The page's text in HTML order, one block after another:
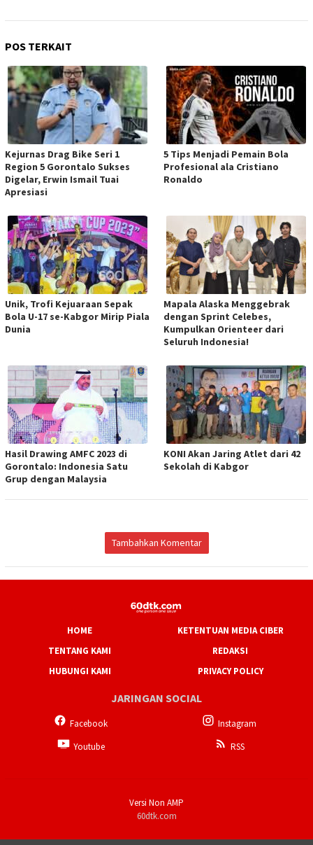
POS TERKAIT
Kejurnas Drag Bike Seri 1
Region 5 Gorontalo Sukses
Digelar, Erwin Ismail Tuai
Apresiasi
5 Tips Menjadi Pemain Bola
Profesional ala Cristiano
Ronaldo
Unik, Trofi Kejuaraan Sepak
Bola U-17 se-Kabgor Mirip Piala
Dunia
Mapala Alaska Menggebrak
dengan Sprint Celebes,
Kumpulkan Orienteer dari
Seluruh Indonesia!
Hasil Drawing AMFC 2023 di
Gorontalo: Indonesia Satu
Grup dengan Malaysia
KONI Akan Jaring Atlet dari 42
Sekolah di Kabgor
Tambahkan Komentar
HOME
KETENTUAN MEDIA CIBER
TENTANG KAMI
REDAKSI
HUBUNGI KAMI
PRIVACY POLICY
JARINGAN SOCIAL
Facebook
Instagram
Youtube
RSS
Versi Non AMP
60dtk.com